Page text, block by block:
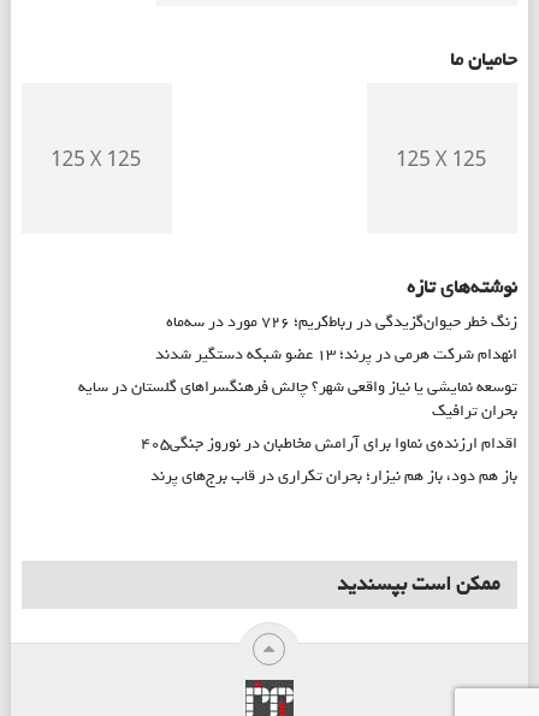
حامیان ما
نوشته‌های تازه
زنگ خطر حیوان‌گزیدگی در رباط‌کریم؛ ۷۲۶ مورد در سه‌ماه
انهدام شرکت هرمی در پرند؛ ۱۳ عضو شبکه دستگیر شدند
توسعه نمایشی یا نیاز واقعی شهر؟ چالش فرهنگسراهای گلستان در سایه
بحران ترافیک
اقدام ارزنده‌ی نماوا برای آرامش مخاطبان در نوروز جنگی۴۰۵
باز هم دود، باز هم نیزار؛ بحران تکراری در قاب برج‌های پرند
ممکن است بپسندید